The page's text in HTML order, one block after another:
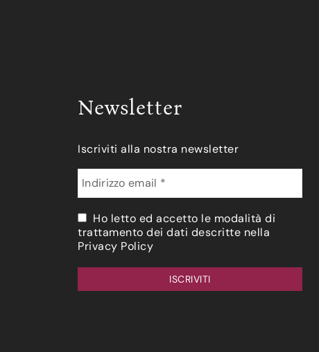
Newsletter
Iscriviti alla nostra newsletter
Ho letto ed accetto le modalità di
trattamento dei dati descritte nella
Privacy Policy